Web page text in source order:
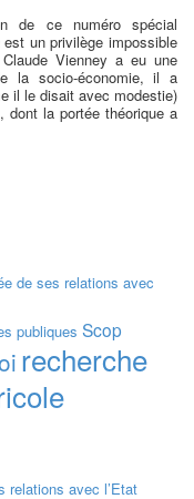
de ce numéro spécial
est un privilège impossible
Vienney a eu une
la socio-économie, il a
il le disait avec modestie)
la portée théorique a
de ses relations avec
publiques Scop
recherche
relations avec l’Etat